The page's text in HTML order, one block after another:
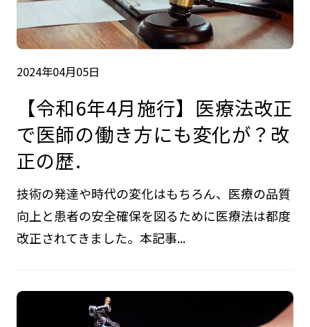
2024年04月05日
【令和6年4月施行】医療法改正
で医師の働き方にも変化が？改
正の歴.
技術の発達や時代の変化はもちろん、医療の品質
向上と患者の安全確保を図るために医療法は都度
改正されてきました。本記事...